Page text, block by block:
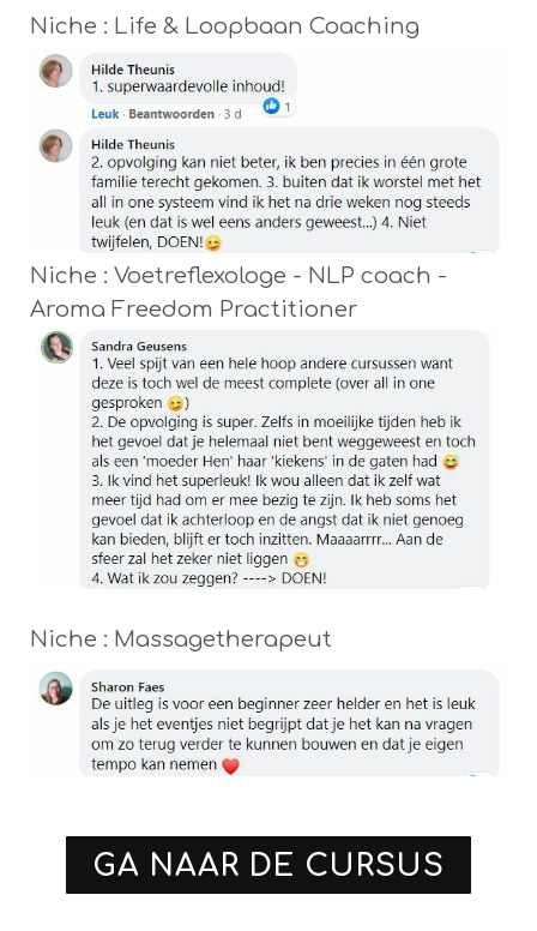
Niche : Life & Loopbaan Coaching
Niche : Voetreflexologe - NLP coach -
Aroma Freedom Practitioner
Niche : Massagetherapeut
GA NAAR DE CURSUS